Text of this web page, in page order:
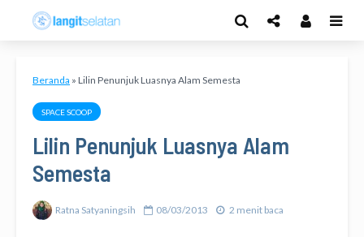
Beranda » Lilin Penunjuk Luasnya Alam Semesta
SPACE SCOOP
Lilin Penunjuk Luasnya Alam
Semesta
Ratna Satyaningsih 08/03/2013 2 menit baca